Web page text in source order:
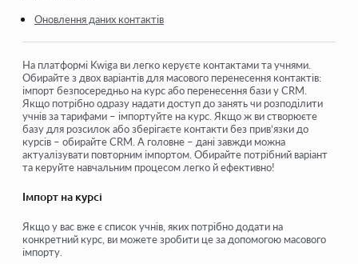
Проведення опитувань (реакції, рейтинг, NPS)
Як налаштувати повторне проходження тесту
Як оновити тариф і зберегти прогрес учня на курсі
Подивитися ще
Оновлення даних контактів
На платформі Kwiga ви легко керуєте контактами та учнями.
Обирайте з двох варіантів для масового перенесення контактів:
імпорт безпосередньо на курс або перенесення бази у CRM.
Якщо потрібно одразу надати доступ до занять чи розподілити
учнів за тарифами – імпортуйте на курс. Якщо ж ви створюєте
базу для розсилок або зберігаєте контакти без прив’язки до
курсів – обирайте CRM. А головне – дані завжди можна
актуалізувати повторним імпортом. Обирайте потрібний варіант
та керуйте навчальним процесом легко й ефективно!
Імпорт на курсі
Якщо у вас вже є список учнів, яких потрібно додати на
конкретний курс, ви можете зробити це за допомогою масового
імпорту.